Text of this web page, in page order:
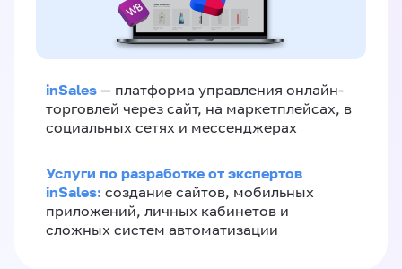
inSales — платформа управления онлайн-
торговлей через сайт, на маркетплейсах, в
социальных сетях и мессенджерах
Услуги по разработке от экспертов
inSales: создание сайтов, мобильных
приложений, личных кабинетов и
сложных систем автоматизации